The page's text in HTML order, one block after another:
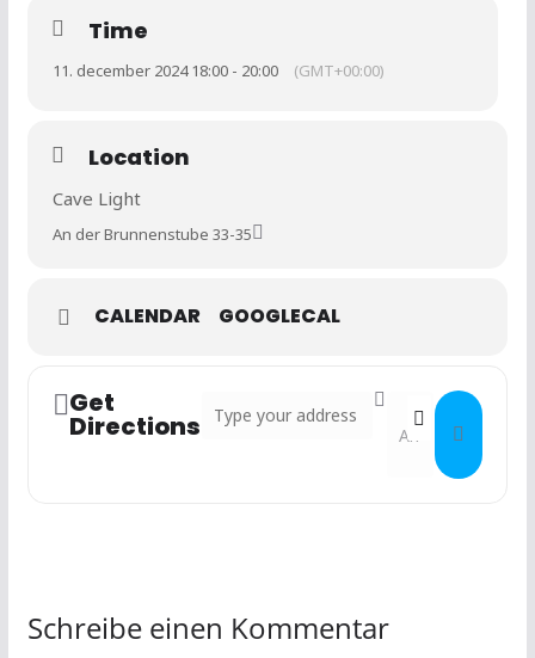
Time
11. december 2024 18:00 - 20:00 (GMT+00:00)
Location
Cave Light
An der Brunnenstube 33-35
CALENDAR GOOGLECAL
Get
Directions
Address - Spartenabend [] Destination
Schreibe einen Kommentar